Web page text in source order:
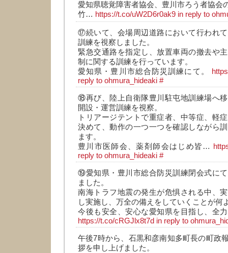
愛知県聴覚障害者協会、豊川市ろう者協会
竹… https://t.co/uW2D6r0ak9 in reply to
⑰続いて、会場周辺道路において行われ
訓練を視察しました。
緊急交通路を指定し、放置車両の撤去や
制に関する訓練を行っています。
愛知県・豊川市総合防災訓練にて。
reply to ohmura_hideaki #
⑱再び、陸上自衛隊豊川駐屯地訓練場へ
開設・運営訓練を視察。
トリアージテントで重症者、中等症、軽
決めて、動作の一つ一つを確認しながら
ます。
豊川市医師会、薬剤師会はじめ皆…
reply to ohmura_hideaki #
⑲愛知県・豊川市総合防災訓練閉会式に
ました。
南海トラフ地震の発生が危惧される中、
し実施し、万全の備えをしていくことが何
今後も安全、安心な愛知県を目指し、全
https://t.co/cRGJlx8t7d in reply to
午後7時から、石黒和彦南知多町長の町政
拶を申し上げました。